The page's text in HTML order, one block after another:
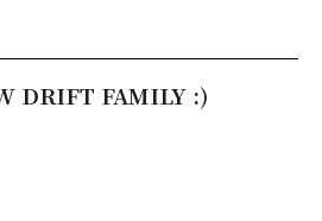
DRIFT FAMILY :)